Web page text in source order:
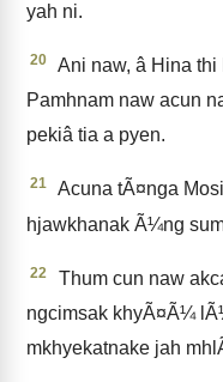
yah ni.
20
Ani naw, â Hina
Pamhnam naw acun
pekiâ tia a pyen.
21
Acuna tÃ¤nga
hjawkhanak Ã¼ng
22
Thum cun naw
ngcimsak khyÃ¤Ã¼
mkhyekatnake jah